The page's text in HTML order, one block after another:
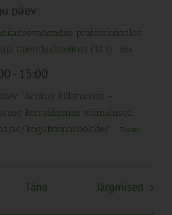
päev
professionaalse
täienduskoolitus (12 t)
80€
- 15:00
“Arukas külaturism –
korraldamise võimalused
kogukonnaköökides”
Tasuta
Täna Järgmised